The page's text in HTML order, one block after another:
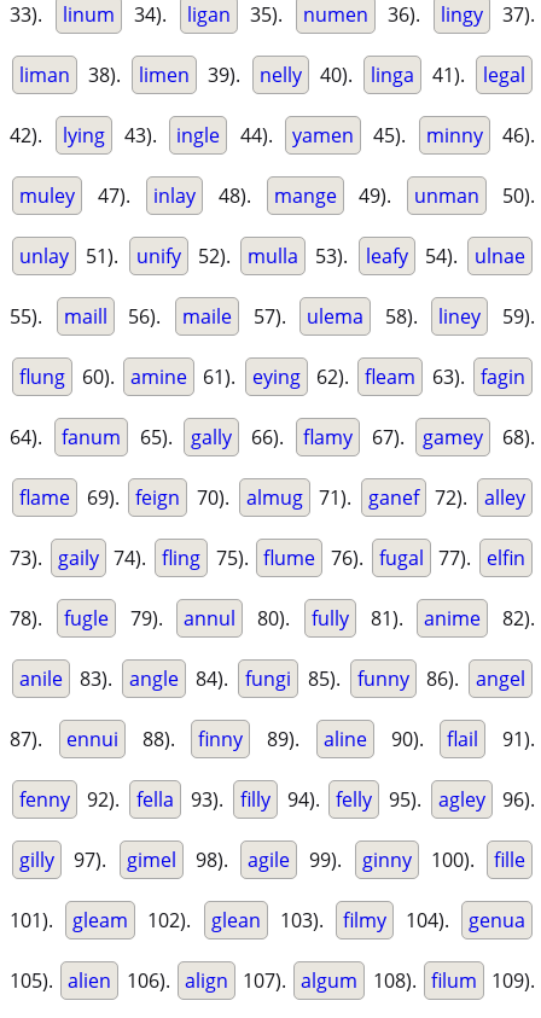
33). linum 34). ligan 35). numen 36). lingy 37).
liman 38). limen 39). nelly 40). linga 41). legal
42). lying 43). ingle 44). yamen 45). minny 46).
muley 47). inlay 48). mange 49). unman 50).
unlay 51). unify 52). mulla 53). leafy 54). ulnae
55). maill 56). maile 57). ulema 58). liney 59).
flung 60). amine 61). eying 62). fleam 63). fagin
64). fanum 65). gally 66). flamy 67). gamey 68).
flame 69). feign 70). almug 71). ganef 72). alley
73). gaily 74). fling 75). flume 76). fugal 77). elfin
78). fugle 79). annul 80). fully 81). anime 82).
anile 83). angle 84). fungi 85). funny 86). angel
87). ennui 88). finny 89). aline 90). flail 91).
fenny 92). fella 93). filly 94). felly 95). agley 96).
gilly 97). gimel 98). agile 99). ginny 100). fille
101). gleam 102). glean 103). filmy 104). genua
105). alien 106). align 107). algum 108). filum 109).